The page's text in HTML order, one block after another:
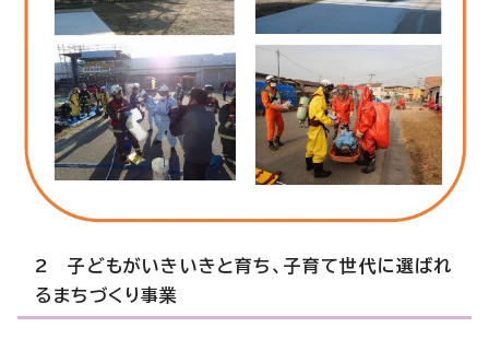
2 子どもがいきいきと育ち、子育て世代に選ばれ
るまちづくり事業